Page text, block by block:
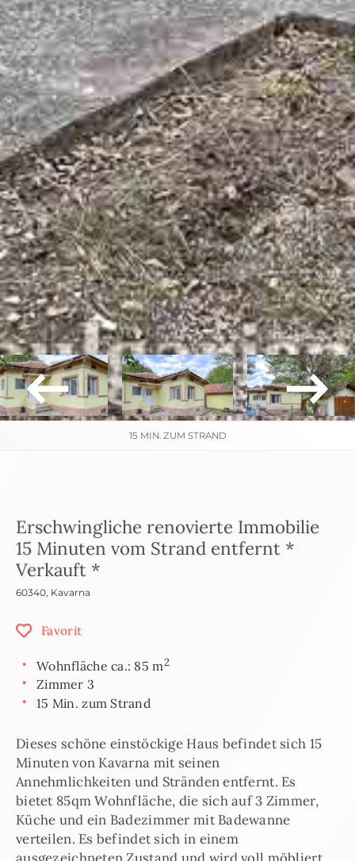
15 MIN. ZUM STRAND
Erschwingliche renovierte Immobilie
15 Minuten vom Strand entfernt *
Verkauft *
60340, Kavarna
Favorit
Wohnfläche ca.: 85 m2
Zimmer 3
15 Min. zum Strand
Dieses schöne einstöckige Haus befindet sich 15
Minuten von Kavarna mit seinen
Annehmlichkeiten und Stränden entfernt. Es
bietet 85qm Wohnfläche, die sich auf 3 Zimmer,
Küche und ein Badezimmer mit Badewanne
verteilen. Es befindet sich in einem